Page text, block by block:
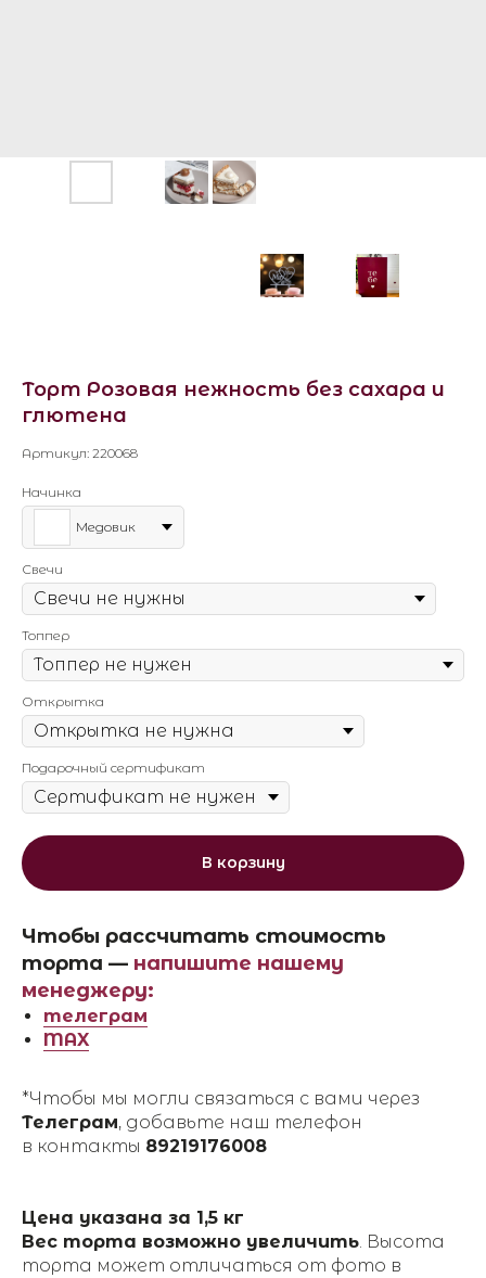
Торт Розовая нежность без сахара и
глютена
Артикул: 220068
Начинка
Медовик
Свечи
Топпер
Открытка
Подарочный сертификат
В корзину
Чтобы рассчитать стоимость
торта — напишите нашему
менеджеру:
телеграм
MAX
*Чтобы мы могли связаться с вами через
Телеграм, добавьте наш телефон
в контакты 89219176008
Цена указана за 1,5 кг
Вес торта возможно увеличить. Высота
торта может отличаться от фото в